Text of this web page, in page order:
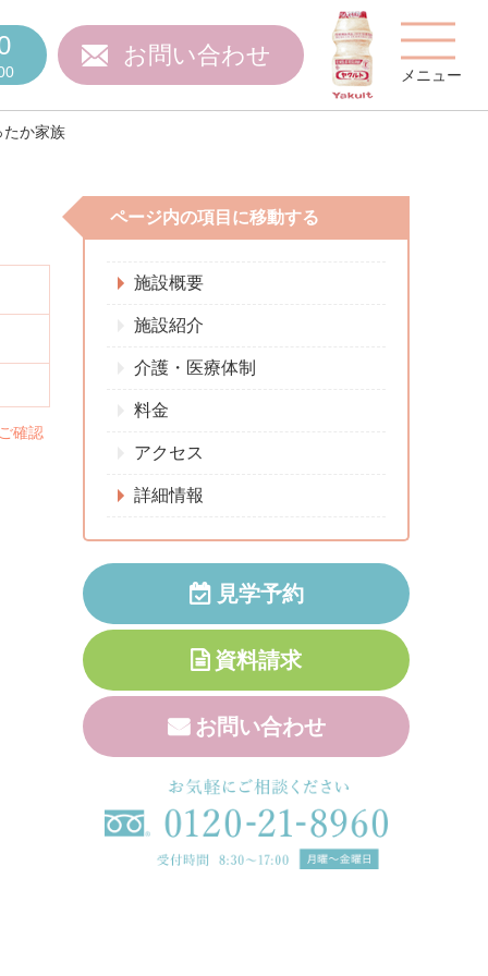
お問い合わせ
メニュー
費用について
問 スタッフ紹介
施設関係者の方へ
か家族
確認
ページ内の項目に移動する
施設概要
施設紹介
介護・医療体制
料金
アクセス
詳細情報
見学予約
資料請求
お問い合わせ